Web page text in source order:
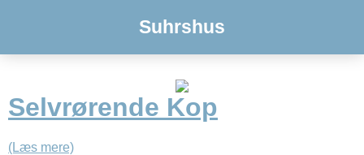
Suhrshus
Selvrørende Kop
(Læs mere)